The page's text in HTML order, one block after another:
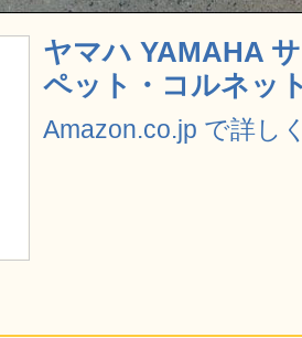
ヤマハ YAMAHA
ペット・コルネッ
Amazon.co.jp で詳し